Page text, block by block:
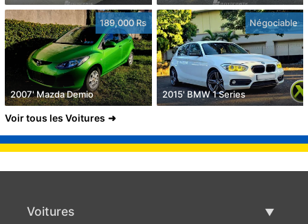
189,000 Rs
2007' Mazda Demio
Négociable
2015' BMW 1 Series
Voir tous les Voitures
Voitures